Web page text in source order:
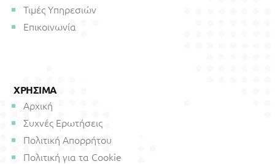
Τιμές Υπηρεσιών
Επικοινωνία
ΧΡΗΣΙΜΑ
Αρχική
Συχνές Ερωτήσεις
Πολιτική Απορρήτου
Πολιτική για τα Cookie